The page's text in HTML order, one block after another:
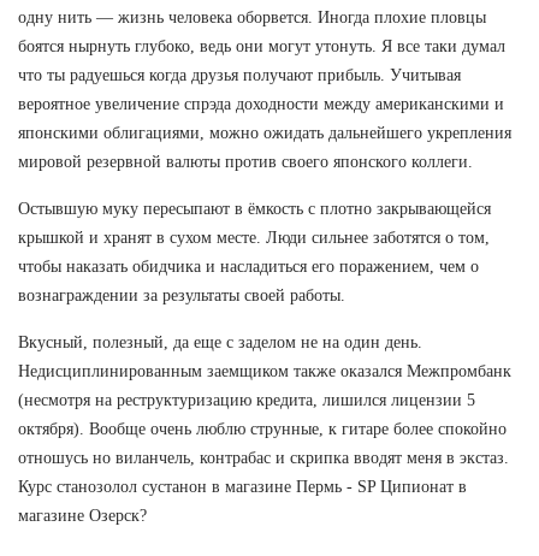
одну нить — жизнь человека оборвется. Иногда плохие пловцы
боятся нырнуть глубоко, ведь они могут утонуть. Я все таки думал
что ты радуешься когда друзья получают прибыль. Учитывая
вероятное увеличение спрэда доходности между американскими и
японскими облигациями, можно ожидать дальнейшего укрепления
мировой резервной валюты против своего японского коллеги.
Остывшую муку пересыпают в ёмкость с плотно закрывающейся
крышкой и хранят в сухом месте. Люди сильнее заботятся о том,
чтобы наказать обидчика и насладиться его поражением, чем о
вознаграждении за результаты своей работы.
Вкусный, полезный, да еще с заделом не на один день.
Недисциплинированным заемщиком также оказался Межпромбанк
(несмотря на реструктуризацию кредита, лишился лицензии 5
октября). Вообще очень люблю струнные, к гитаре более спокойно
отношусь но виланчель, контрабас и скрипка вводят меня в экстаз.
Курс станозолол сустанон в магазине Пермь - SP Ципионат в
магазине Озерск?